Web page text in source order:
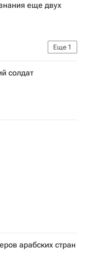
еще двух
Еще 1
Британские моряки задержаны властями Ирана. Мнения, комментарии
солдат
арабских стран